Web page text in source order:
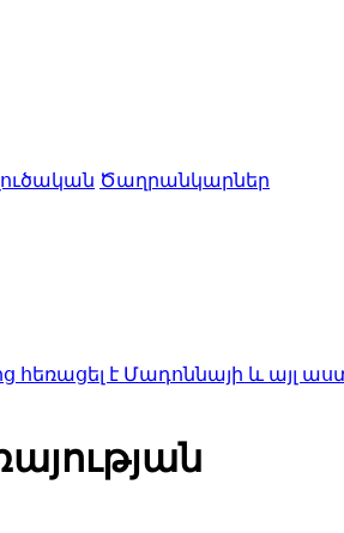
Ծաղրանկարներ
Մադոննայի և այլ աստղերի